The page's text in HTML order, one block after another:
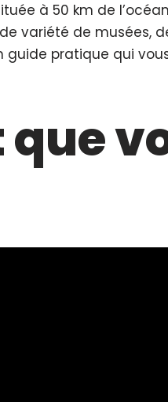
à 50 km de
variété de musées,
guide pratique qui